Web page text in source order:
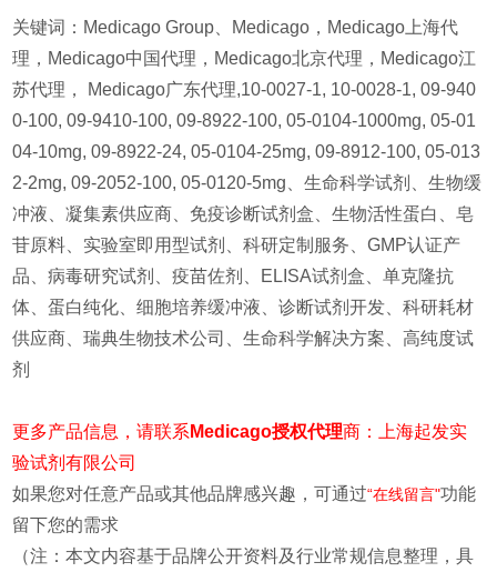
关键词：Medicago Group、Medicago，Medicago上海代
理，Medicago中国代理，Medicago北京代理，Medicago江
苏代理， Medicago广东代理,10-0027-1, 10-0028-1, 09-940
0-100, 09-9410-100, 09-8922-100, 05-0104-1000mg, 05-01
04-10mg, 09-8922-24, 05-0104-25mg, 09-8912-100, 05-013
2-2mg, 09-2052-100, 05-0120-5mg、生命科学试剂、生物缓
冲液、凝集素供应商、免疫诊断试剂盒、生物活性蛋白、皂
苷原料、实验室即用型试剂、科研定制服务、GMP认证产
品、病毒研究试剂、疫苗佐剂、ELISA试剂盒、单克隆抗
体、蛋白纯化、细胞培养缓冲液、诊断试剂开发、科研耗材
供应商、瑞典生物技术公司、生命科学解决方案、高纯度试
剂
更多产品信息，请联系 Medicago授权代理商：上海起发实
验试剂有限公司
如果您对任意产品或其他品牌感兴趣，可通过“在线留言"功能
留下您的需求
（注：本文内容基于品牌公开资料及行业常规信息整理，具